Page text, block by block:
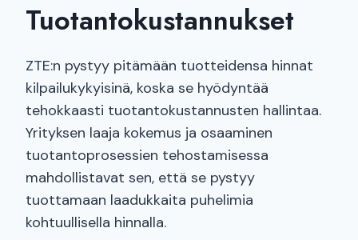
Tuotantokustannukset
ZTE:n pystyy pitämään tuotteidensa hinnat
kilpailukykyisinä, koska se hyödyntää
tehokkaasti tuotantokustannusten hallintaa.
Yrityksen laaja kokemus ja osaaminen
tuotantoprosessien tehostamisessa
mahdollistavat sen, että se pystyy
tuottamaan laadukkaita puhelimia
kohtuullisella hinnalla.